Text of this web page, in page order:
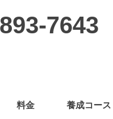
7643
料金 養成コース